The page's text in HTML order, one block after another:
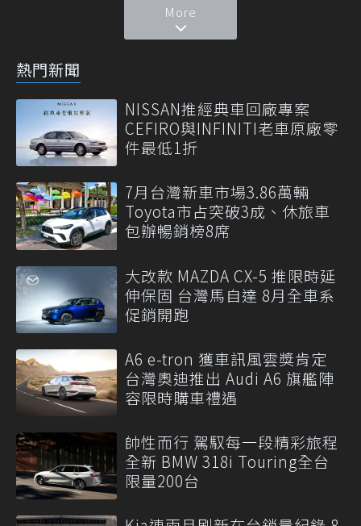
More
熱門新聞
NISSAN推經典車回廠專案
CEFIRO與INFINITI老車原廠零
件最低1折
7月台灣新車市場3.86萬輛
Toyota市占突破3成、休旅車
包辦暢銷榜8席
大改款 MAZDA CX-5 推限時延
伸保固 台灣馬自達 8月全車系
促銷開跑
A6 e-tron 獲車訊風雲獎肯定
台灣奧迪推出 Audi A6 旗艦陣
容限時購車禮遇
帥性而行 駕馭每一段精彩旅程
全新 BMW 318i Touring全台
限量200台